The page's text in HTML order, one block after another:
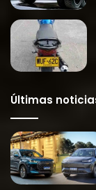
Últimas